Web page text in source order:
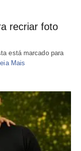
recriar foto
está marcado para
Leia Mais